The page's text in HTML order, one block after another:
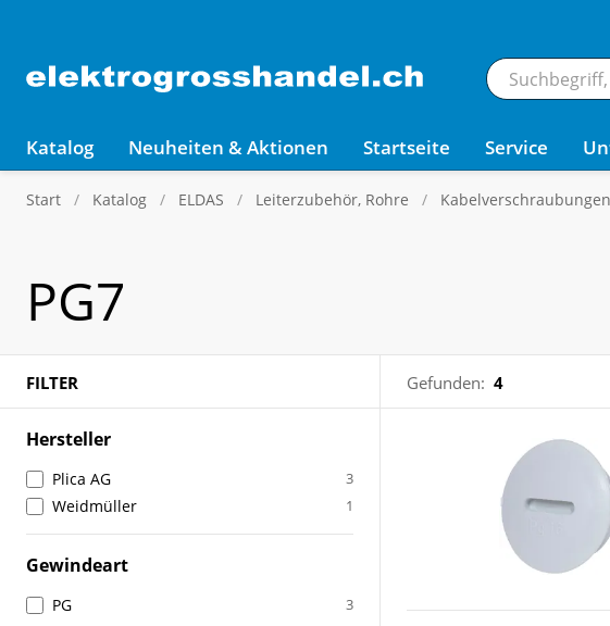
Katalog Neuheiten & Aktionen Startseite Service
Start Katalog ELDAS Leiterzubehör, Rohre Kabelverschraubungen
PG7
FILTER Gefunden: 4
Hersteller
Plica AG 3
Weidmüller 1
Gewindeart
PG 3